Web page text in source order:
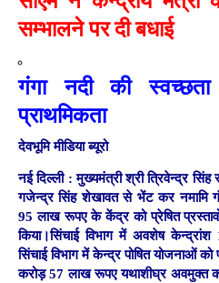
सम्भालने पर दी बधाई
गंगा नदी की स्वच्छता
प्राथमिकता
देवभूमि मीडिया ब्यूरो
नई दिल्ली : मुख्यमंत्री श्री त्रिवेन्द्र
गजेन्द्र सिंह शेखावत से भेंट कर नमामि
95 लाख रूपए के केंद्र को प्रेषित
किया।सिंचाई विभाग में अवशेष
सिंचाई विभाग में केन्द्र पोषित योजनाओं
करोड़ 57 लाख रूपए यथाशीघ्र अवमुक्त